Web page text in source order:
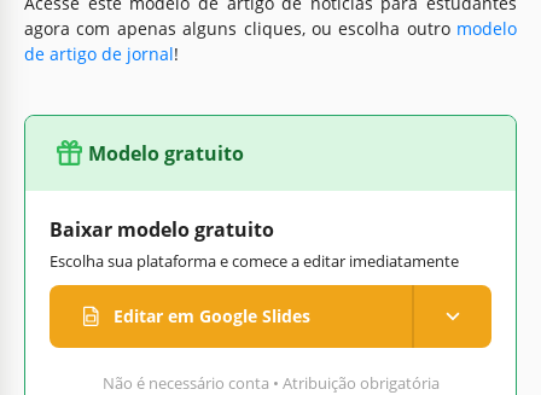
agora com apenas alguns cliques, ou escolha outro modelo
de artigo de jornal!
Modelo gratuito
Baixar modelo gratuito
Escolha sua plataforma e comece a editar imediatamente
Editar em Google Slides
Não é necessário conta • Atribuição obrigatória